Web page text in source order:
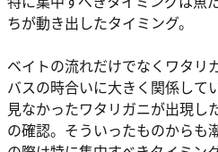
ちが動き出したタイミング。
ベイトの流れだけでなくワタリ
バスの時合いに大きく関係して
見なかったワタリガニが出現し
の確認。そういったものからも